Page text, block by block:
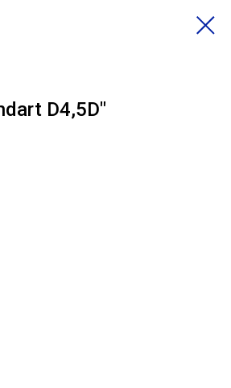
D4,5D"